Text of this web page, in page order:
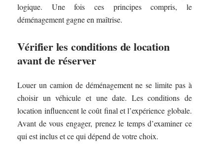
logique. Une fois ces principes compris, le
déménagement gagne en maîtrise.
Vérifier les conditions de location
avant de réserver
Louer un camion de déménagement ne se limite pas à
choisir un véhicule et une date. Les conditions de
location influencent le coût final et l’expérience globale.
Avant de vous engager, prenez le temps d’examiner ce
qui est inclus et ce qui dépend de votre choix.